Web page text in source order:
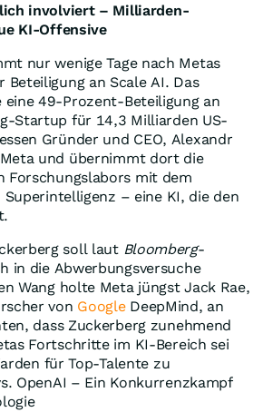
involviert – Milliarden-
KI-Offensive
nur wenige Tage nach Metas
Beteiligung an Scale AI. Das
49-Prozent-Beteiligung an
Startup für 14,3 Milliarden US-
Gründer und CEO, Alexandr
und übernimmt dort die
Forschungslabors mit dem
– eine KI, die den
soll laut Bloomberg-
in die Abwerbungsversuche
Wang holte Meta jüngst Jack Rae,
von GoogleDeepMind, an
dass Zuckerberg zunehmend
Fortschritte im KI-Bereich sei
für Top-Talente zu
OpenAI – Ein Konkurrenzkampf